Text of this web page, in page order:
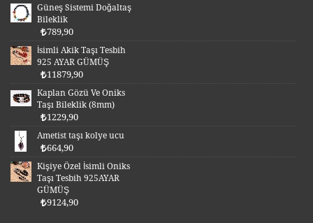
Güneş Sistemi Doğaltaş
Bileklik
789,90
İsimli Akik Taşı Tesbih
925 AYAR GÜMÜŞ
11879,90
Kaplan Gözü Ve Oniks
Taşı Bileklik (8mm)
1229,90
Ametist taşı kolye ucu
664,90
Kişiye Özel İsimli Oniks
Taşı Tesbih 925AYAR
GÜMÜŞ
9124,90